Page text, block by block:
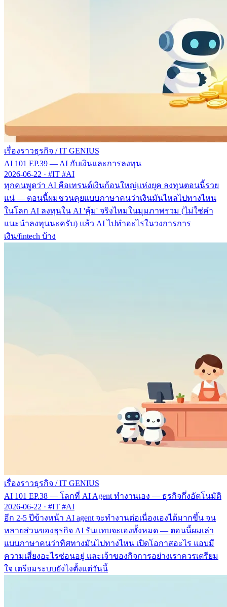
เรื่องราวธุรกิจ / IT GENIUS
AI 101 EP.39 — AI กับเงินและการลงทุน
2026-06-22 · #IT #AI
ทุกคนพูดว่า AI คือเทรนด์เงินก้อนใหญ่แห่งยุค ลงทุนตอนนี้รวย
แน่ — ตอนนี้ผมชวนคุยแบบภาษาคนว่าเงินมันไหลไปทางไหน
ในโลก AI ลงทุนใน AI 'คุ้ม' จริงไหมในมุมภาพรวม (ไม่ใช่คำ
แนะนำลงทุนนะครับ) แล้ว AI ไปทำอะไรในวงการการ
เงิน/fintech บ้าง
เรื่องราวธุรกิจ / IT GENIUS
AI 101 EP.38 — โลกที่ AI Agent ทำงานเอง — ธุรกิจกึ่งอัตโนมัติ
2026-06-22 · #IT #AI
อีก 2-5 ปีข้างหน้า AI agent จะทำงานต่อเนื่องเองได้มากขึ้น จน
หลายส่วนของธุรกิจ AI รันแทบจะเองทั้งหมด — ตอนนี้ผมเล่า
แบบภาษาคนว่าทิศทางมันไปทางไหน เปิดโอกาสอะไร แอบมี
ความเสี่ยงอะไรซ่อนอยู่ และเจ้าของกิจการอย่างเราควรเตรียม
ใจ เตรียมระบบยังไงตั้งแต่วันนี้